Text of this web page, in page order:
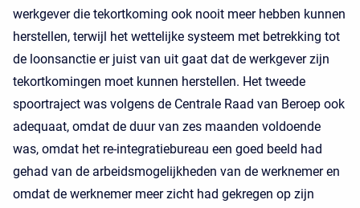
werkgever die tekortkoming ook nooit meer hebben kunnen
herstellen, terwijl het wettelijke systeem met betrekking tot
de loonsanctie er juist van uit gaat dat de werkgever zijn
tekortkomingen moet kunnen herstellen. Het tweede
spoortraject was volgens de Centrale Raad van Beroep ook
adequaat, omdat de duur van zes maanden voldoende
was, omdat het re-integratiebureau een goed beeld had
gehad van de arbeidsmogelijkheden van de werknemer en
omdat de werknemer meer zicht had gekregen op zijn